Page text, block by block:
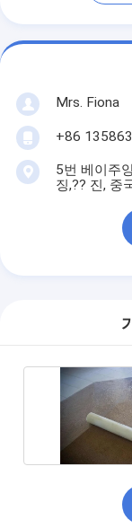
Mrs. Fiona
+86
5번 베이주
징,?? 진, 중